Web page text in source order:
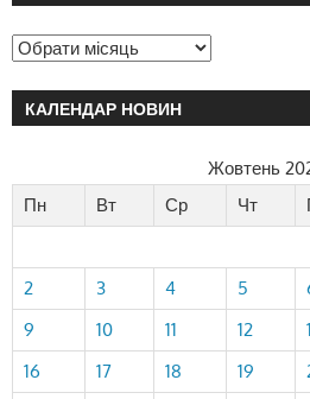
КАЛЕНДАР НОВИН
Жовтень
Пн
Вт Ср Чт
2
3 4 5
9
10 11 12
16
17 18 19